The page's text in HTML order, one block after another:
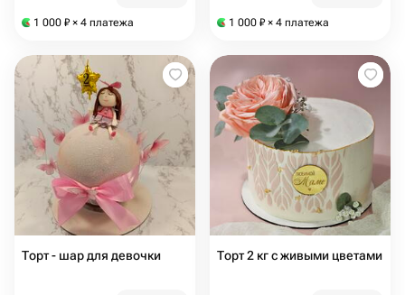
1 000 ₽ × 4 платежа 1 000 ₽ × 4 платежа
Торт - шар для девочки Торт 2 кг с живыми цветами